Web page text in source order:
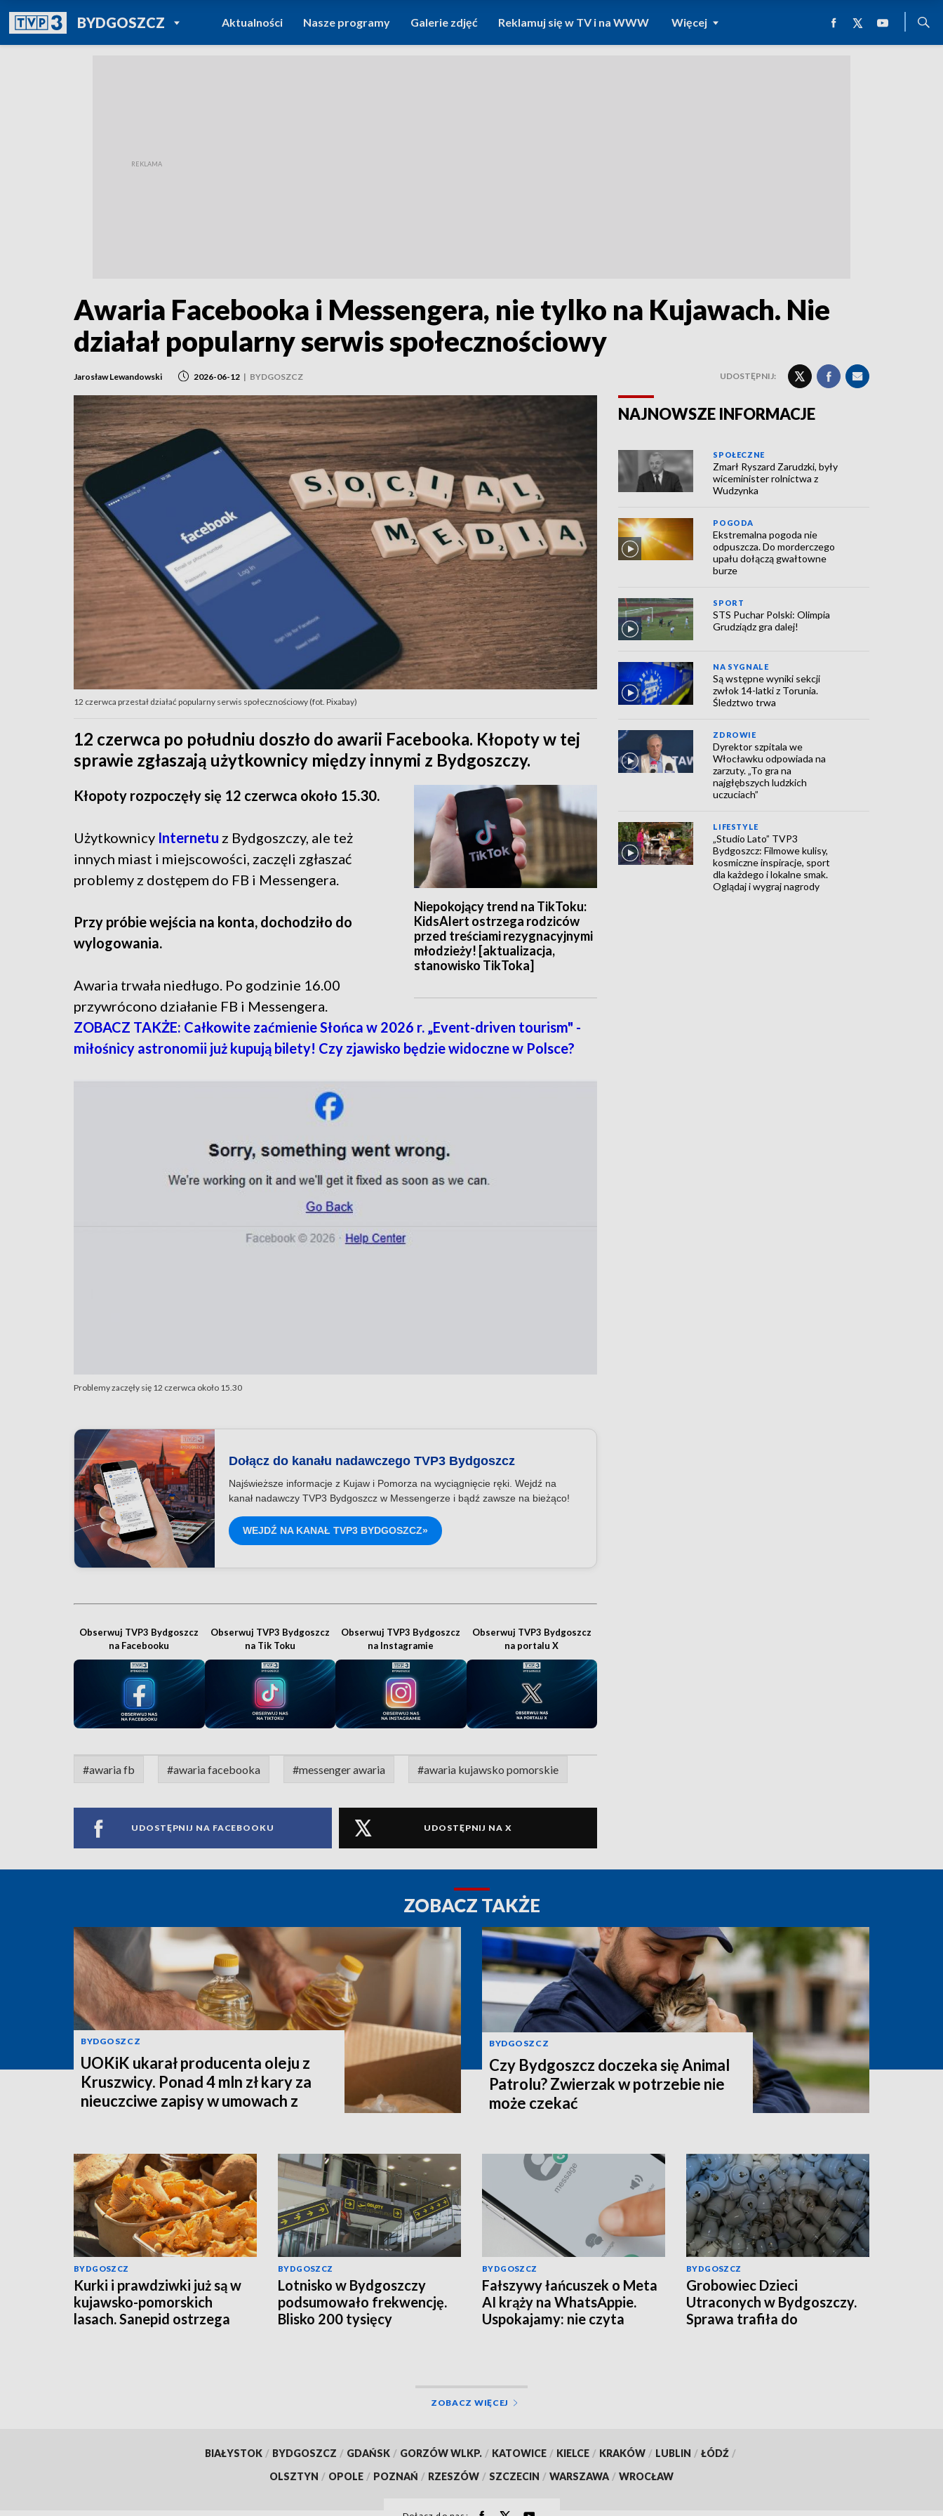
BYDGOSZCZPOWRÓT DO
TVP REGIONY
Aktualności Nasze programy Galerie zdjęć Reklamuj się w TV i na WWW Więcej
Awaria Facebooka i Messengera, nie tylko na Kujawach. Nie
działał popularny serwis społecznościowy
Jarosław Lewandowski 2026-06-12 | BYDGOSZCZ UDOSTĘPNIJ:
12 czerwca przestał działać popularny serwis społecznościowy (fot. Pixabay)
12 czerwca po południu doszło do awarii Facebooka. Kłopoty w tej
sprawie zgłaszają użytkownicy między innymi z Bydgoszczy.
Niepokojący trend na TikToku:
KidsAlert ostrzega rodziców
przed treściami rezygnacyjnymi
młodzieży! [aktualizacja,
stanowisko TikToka]
Kłopoty rozpoczęły się 12 czerwca około 15.30.
Użytkownicy Internetu z Bydgoszczy, ale też
innych miast i miejscowości, zaczęli zgłaszać
problemy z dostępem do FB i Messengera.
Przy próbie wejścia na konta, dochodziło do
wylogowania.
Awaria trwała niedługo. Po godzinie 16.00
przywrócono działanie FB i Messengera.
ZOBACZ TAKŻE: Całkowite zaćmienie Słońca w 2026 r. „Event-driven tourism" -
miłośnicy astronomii już kupują bilety! Czy zjawisko będzie widoczne w Polsce?
Problemy zaczęły się 12 czerwca około 15.30
Dołącz do kanału nadawczego TVP3 Bydgoszcz
Najświeższe informacje z Kujaw i Pomorza na wyciągnięcie ręki. Wejdź na
kanał nadawczy TVP3 Bydgoszcz w Messengerze i bądź zawsze na bieżąco!
WEJDŹ NA KANAŁ TVP3 BYDGOSZCZ»
Obserwuj TVP3 Bydgoszcz
na Facebooku
Obserwuj TVP3 Bydgoszcz
na Tik Toku
Obserwuj TVP3 Bydgoszcz
na Instagramie
Obserwuj TVP3 Bydgoszcz
na portalu X
#awaria fb #awaria facebooka #messenger awaria #awaria kujawsko pomorskie
UDOSTĘPNIJ NA FACEBOOKU UDOSTĘPNIJ NA X
NAJNOWSZE INFORMACJE
SPOŁECZNE
Zmarł Ryszard Zarudzki, były
wiceminister rolnictwa z
Wudzynka
POGODA
Ekstremalna pogoda nie
odpuszcza. Do morderczego
upału dołączą gwałtowne
burze
SPORT
STS Puchar Polski: Olimpia
Grudziądz gra dalej!
NA SYGNALE
Są wstępne wyniki sekcji
zwłok 14-latki z Torunia.
Śledztwo trwa
ZDROWIE
Dyrektor szpitala we
Włocławku odpowiada na
zarzuty. „To gra na
najgłębszych ludzkich
uczuciach”
LIFESTYLE
„Studio Lato” TVP3
Bydgoszcz: Filmowe kulisy,
kosmiczne inspiracje, sport
dla każdego i lokalne smak.
Oglądaj i wygraj nagrody
ZOBACZ TAKŻE
BYDGOSZCZ
UOKiK ukarał producenta oleju z
Kruszwicy. Ponad 4 mln zł kary za
nieuczciwe zapisy w umowach z
BYDGOSZCZ
Czy Bydgoszcz doczeka się Animal
Patrolu? Zwierzak w potrzebie nie
może czekać
BYDGOSZCZ
Kurki i prawdziwki już są w
kujawsko-pomorskich
lasach. Sanepid ostrzega
BYDGOSZCZ
Lotnisko w Bydgoszczy
podsumowało frekwencję.
Blisko 200 tysięcy
BYDGOSZCZ
Fałszywy łańcuszek o Meta
AI krąży na WhatsAppie.
Uspokajamy: nie czyta
BYDGOSZCZ
Grobowiec Dzieci
Utraconych w Bydgoszczy.
Sprawa trafiła do
ZOBACZ WIĘCEJ
BIAŁYSTOK / BYDGOSZCZ / GDAŃSK / GORZÓW WLKP. / KATOWICE / KIELCE / KRAKÓW / LUBLIN / ŁÓDŹ /
OLSZTYN / OPOLE / POZNAŃ / RZESZÓW / SZCZECIN / WARSZAWA / WROCŁAW